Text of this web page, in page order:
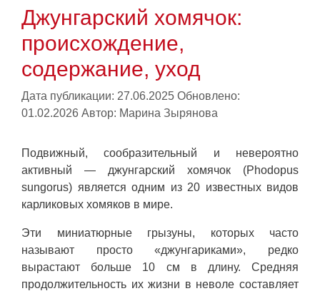
Джунгарский хомячок:
происхождение,
содержание, уход
Дата публикации: 27.06.2025 Обновлено:
01.02.2026 Автор: Марина Зырянова
Подвижный, сообразительный и невероятно
активный — джунгарский хомячок (Phodopus
sungorus) является одним из 20 известных видов
карликовых хомяков в мире.
Эти миниатюрные грызуны, которых часто
называют просто «джунгариками», редко
вырастают больше 10 см в длину. Средняя
продолжительность их жизни в неволе составляет